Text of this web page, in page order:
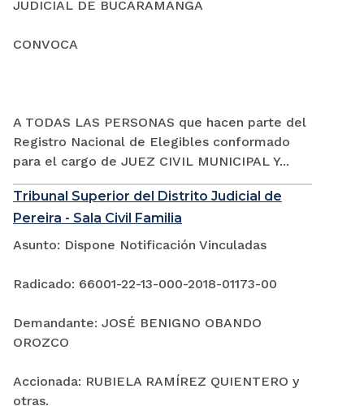
JUDICIAL DE BUCARAMANGA
CONVOCA
A TODAS LAS PERSONAS que hacen parte del
Registro Nacional de Elegibles conformado
para el cargo de JUEZ CIVIL MUNICIPAL Y...
Tribunal Superior del Distrito Judicial de
Pereira - Sala Civil Familia
Asunto: Dispone Notificación Vinculadas
Radicado: 66001-22-13-000-2018-01173-00
Demandante: JOSÉ BENIGNO OBANDO
OROZCO
Accionada: RUBIELA RAMÍREZ QUIENTERO y
otras.